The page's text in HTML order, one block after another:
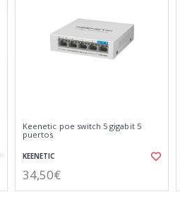
Keenetic poe switch 5 gigabit 5
puertos
KEENETIC
34,50€